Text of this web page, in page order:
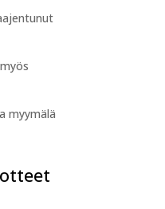
myymälä